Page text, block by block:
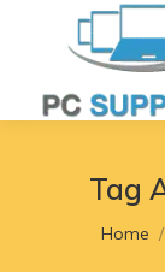
Tag
You
Home